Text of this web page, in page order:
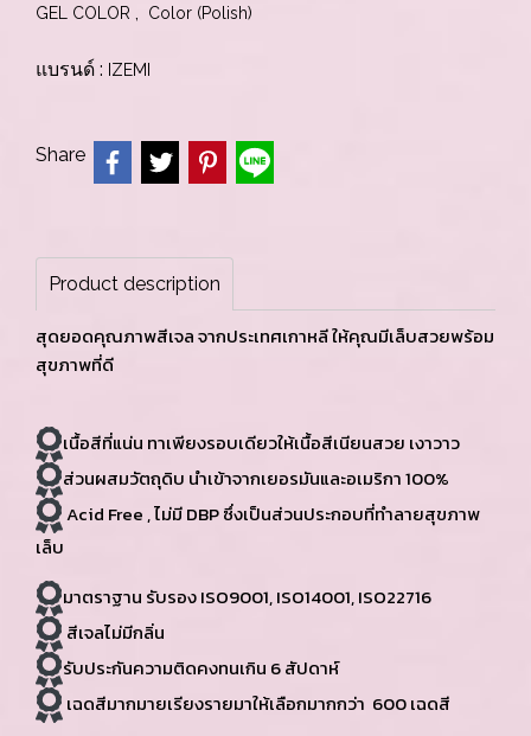
GEL COLOR , Color (Polish)
แบรนด์ : IZEMI
Share
Product description
สุดยอดคุณภาพสีเจล จากประเทศเกาหลี ให้คุณมีเล็บสวยพร้อม
สุขภาพที่ดี
เนื้อสีที่แน่น ทาเพียงรอบเดียวให้เนื้อสีเนียนสวย เงาวาว
ส่วนผสมวัตถุดิบ นำเข้าจากเยอรมันและอเมริกา 100%
Acid Free , ไม่มี DBP ซึ่งเป็นส่วนประกอบที่ทำลายสุขภาพ
เล็บ
มาตราฐาน รับรอง ISO9001, ISO14001, ISO22716
สีเจลไม่มีกลิ่น
รับประกันความติดคงทนเกิน 6 สัปดาห์
เฉดสีมากมายเรียงรายมาให้เลือกมากกว่า 600 เฉดสี